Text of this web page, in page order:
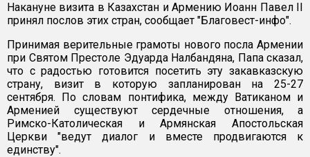
Накануне визита в Казахстан и Армению Иоанн Павел II
принял послов этих стран, сообщает "Благовест-инфо".
Принимая верительные грамоты нового посла Армении
при Святом Престоле Эдуарда Налбандяна, Папа сказал,
что с радостью готовится посетить эту закавказскую
страну, визит в которую запланирован на 25-27
сентября. По словам понтифика, между Ватиканом и
Арменией существуют сердечные отношения, а
Римско-Католическая и Армянская Апостольская
Церкви "ведут диалог и вместе продвигаются к
единству".